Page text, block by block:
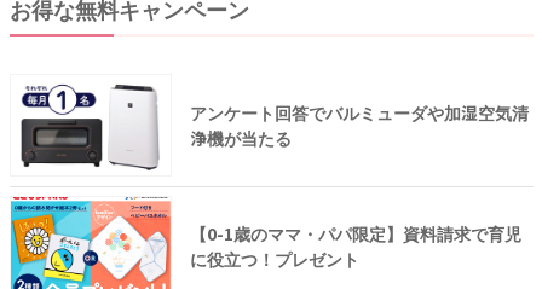
お得な無料キャンペーン
アンケート回答でバルミューダや加湿空気清
浄機が当たる
【0-1歳のママ・パパ限定】資料請求で育児
に役立つ！プレゼント